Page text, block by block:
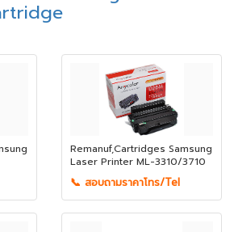
Remanuf,Cartridges Samsung
Laser Printer ML-3310/3710
📞 สอบถามราคาโทร/Tel